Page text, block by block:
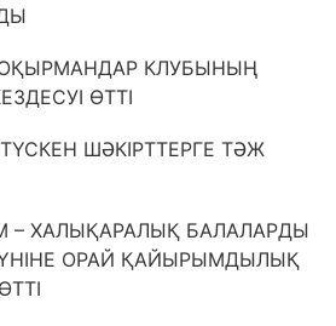
ОҚЫРМАНДАР КЛУБЫНЫҢ
ӨТТІ
ШӘКІРТТЕРГЕ ТӘЖ
– ХАЛЫҚАРАЛЫҚ БАЛАЛАРДЫ
ОРАЙ ҚАЙЫРЫМДЫЛЫҚ